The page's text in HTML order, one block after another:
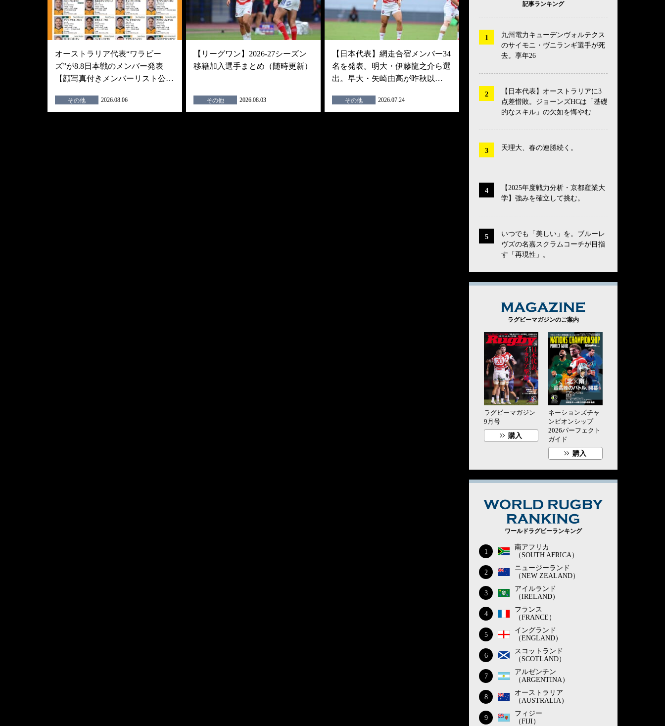
オーストラリア代表“ワラビー
ズ”が8.8日本戦のメンバー発表
【顔写真付きメンバーリスト公…
その他 2026.08.06
【リーグワン】2026-27シーズン
移籍加入選手まとめ（随時更新）
その他 2026.08.03
【日本代表】網走合宿メンバー34
名を発表。明大・伊藤龍之介ら選
出。早大・矢崎由高が昨秋以…
その他 2026.07.24
記事ランキング
九州電力キューデンヴォルテクス
のサイモニ・ヴニランギ選手が死
去。享年26
【日本代表】オーストラリアに3
点差惜敗。ジョーンズHCは「基礎
的なスキル」の欠如を悔やむ
天理大、春の連勝続く。
【2025年度戦力分析・京都産業大
学】強みを確立して挑む。
いつでも「美しい」を。ブルーレ
ヴズの名嘉スクラムコーチが目指
す「再現性」。
ラグビーマガジンのご案内
ラグビーマガジン
9月号
購入
ネーションズチャ
ンピオンシップ
2026パーフェクト
ガイド
購入
ワールドラグビーランキング
1
南アフリカ
（SOUTH AFRICA）
2
ニュージーランド
（NEW ZEALAND）
3
アイルランド
（IRELAND）
4
フランス
（FRANCE）
5
イングランド
（ENGLAND）
6
スコットランド
（SCOTLAND）
7
アルゼンチン
（ARGENTINA）
8
オーストラリア
（AUSTRALIA）
9
フィジー
（FIJI）